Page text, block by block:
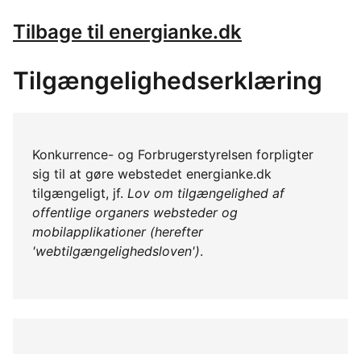
Tilbage til energianke.dk
Tilgængelighedserklæring
Konkurrence- og Forbrugerstyrelsen forpligter
sig til at gøre webstedet energianke.dk
tilgængeligt, jf. Lov om tilgængelighed af
offentlige organers websteder og
mobilapplikationer (herefter
'webtilgængelighedsloven').